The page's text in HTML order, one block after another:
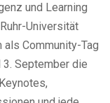
und Learning
Universität
als Community-Tag
3. September die